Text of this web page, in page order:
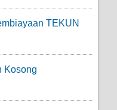
TEKUN
Kosong